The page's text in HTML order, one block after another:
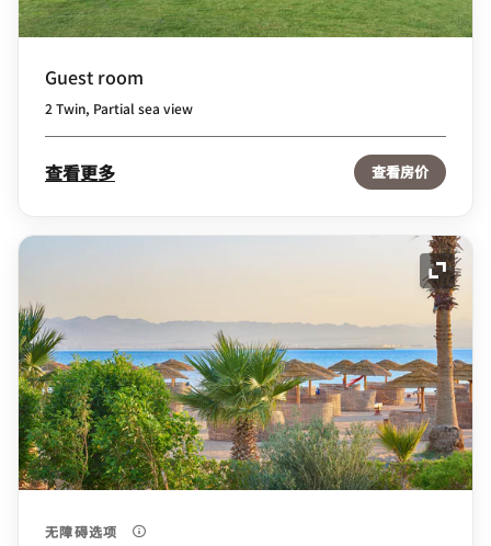
Guest room
2 Twin, Partial sea view
查看更多 查看房价
展开
无障碍选项